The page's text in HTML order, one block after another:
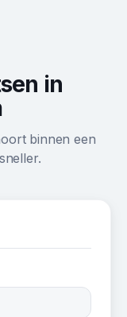
in
binnen een